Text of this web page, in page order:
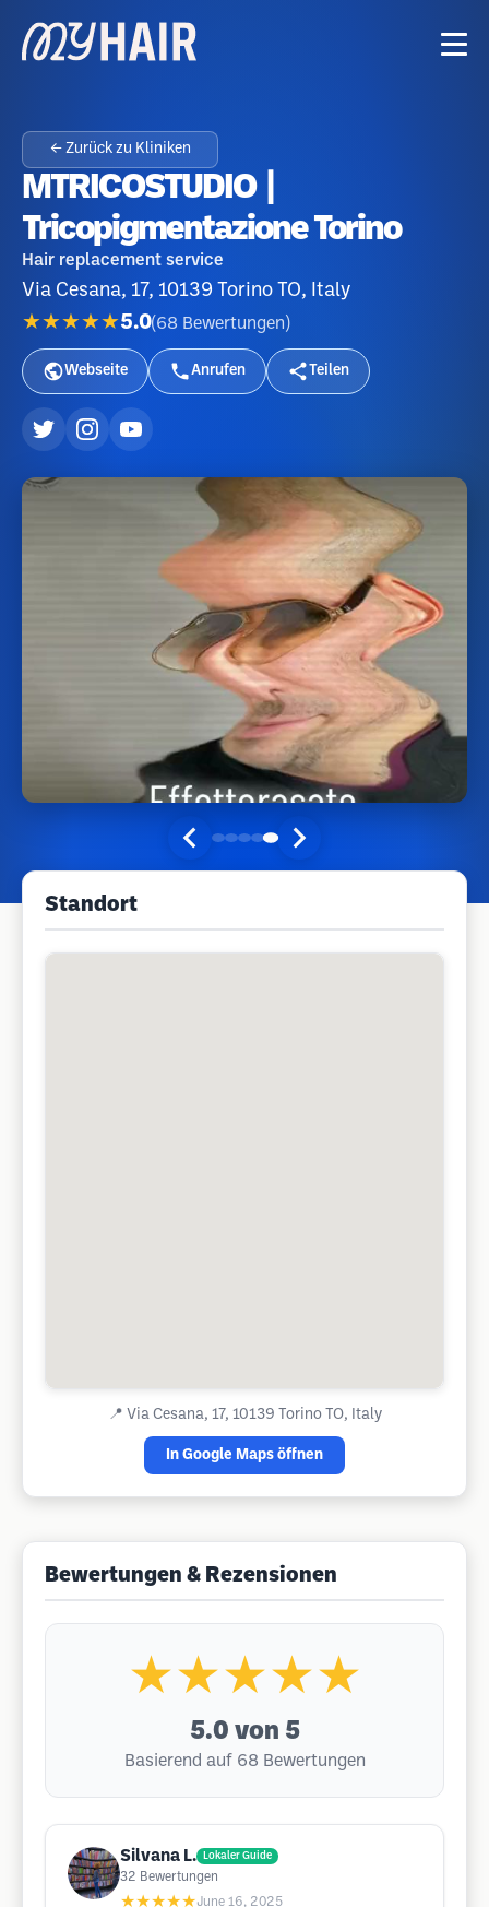
← Zurück zu Kliniken
MTRICOSTUDIO |
Tricopigmentazione Torino
Hair replacement service
Via Cesana, 17, 10139 Torino TO, Italy
★★★★★5.0(68 Bewertungen )
Webseite Anrufen Teilen
Standort
📍 Via Cesana, 17, 10139 Torino TO, Italy
In Google Maps öffnen
Bewertungen & Rezensionen
★★★★★
5.0 von 5
Basierend auf 68 Bewertungen
Silvana L. Lokaler Guide
32 Bewertungen
★★★★★June 16, 2025